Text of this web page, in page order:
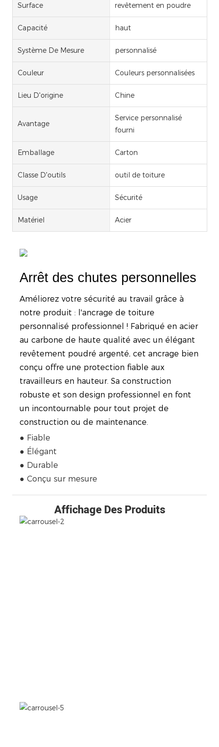
Surface revêtement en poudre
Capacité haut
Système De Mesure personnalisé
Couleur Couleurs personnalisées
Lieu D'origine Chine
Avantage
Service personnalisé
fourni
Emballage Carton
Classe D'outils outil de toiture
Usage Sécurité
Matériel Acier
Arrêt des chutes personnelles
Améliorez votre sécurité au travail grâce à
notre produit : l'ancrage de toiture
personnalisé professionnel ! Fabriqué en acier
au carbone de haute qualité avec un élégant
revêtement poudré argenté, cet ancrage bien
conçu offre une protection fiable aux
travailleurs en hauteur. Sa construction
robuste et son design professionnel en font
un incontournable pour tout projet de
construction ou de maintenance.
● Fiable
● Élégant
● Durable
● Conçu sur mesure
Affichage Des Produits